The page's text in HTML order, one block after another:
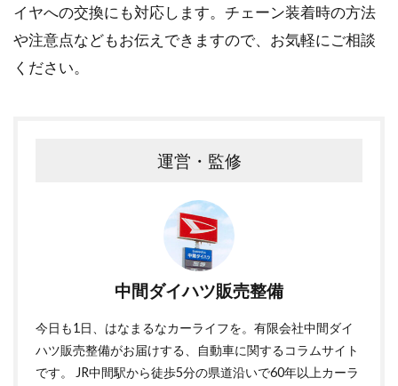
イヤへの交換にも対応します。チェーン装着時の方法
や注意点などもお伝えできますので、お気軽にご相談
ください。
運営・監修
中間ダイハツ販売整備
今日も1日、はなまるなカーライフを。有限会社中間ダイ
ハツ販売整備がお届けする、自動車に関するコラムサイト
です。 JR中間駅から徒歩5分の県道沿いで60年以上カーラ